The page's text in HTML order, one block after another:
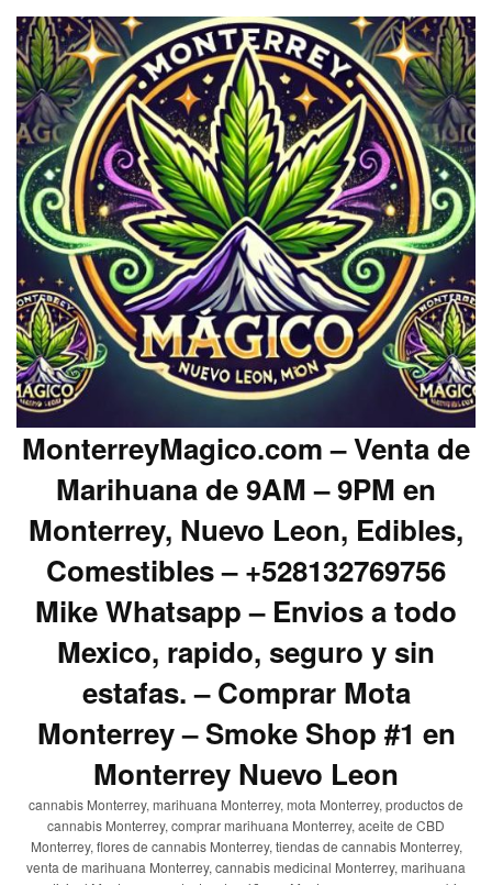
MonterreyMagico.com – Venta de
Marihuana de 9AM – 9PM en
Monterrey, Nuevo Leon, Edibles,
Comestibles – +528132769756
Mike Whatsapp – Envios a todo
Mexico, rapido, seguro y sin
estafas. – Comprar Mota
Monterrey – Smoke Shop #1 en
Monterrey Nuevo Leon
cannabis Monterrey, marihuana Monterrey, mota Monterrey, productos de
cannabis Monterrey, comprar marihuana Monterrey, aceite de CBD
Monterrey, flores de cannabis Monterrey, tiendas de cannabis Monterrey,
venta de marihuana Monterrey, cannabis medicinal Monterrey, marihuana